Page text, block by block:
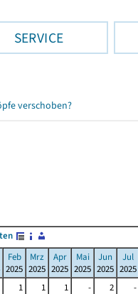
SERVICE
verschoben?
Feb
2025
Mrz
2025
Apr
2025
Mai
2025
Jun
2025
Jul
2025
1 1 1 - 2 -